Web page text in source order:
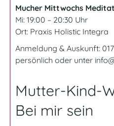
Mucher Mittwochs
Mi: 19:00 – 20:30 Uhr
Ort: Praxis Holistic Integra
Anmeldung & Auskunft:
persönlich oder unter
Mutter-Kind-
Bei mir sein